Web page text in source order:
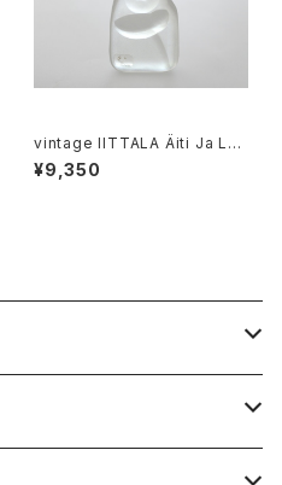
vintage IITTALA Äiti Ja Lap
si glass figure / ヴィンテー
ジ イッタラ ガラスの置物
¥9,350